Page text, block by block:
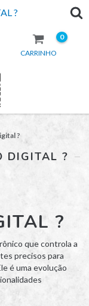
?
CARRINHO
0
?
DIGITAL ?
?
que controla a
precisos para
é uma evolução